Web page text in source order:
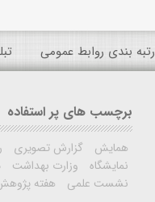
رتبه بندی روابط عمومی
برچسب های پر استفاده
همایش گزارش تصویری
نمایشگاه
وزارت بهداشت
نشست علمی
هفته